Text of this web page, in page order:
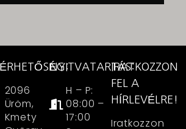
2096
Üröm,
Kmety
NYITVATARTÁS:
H – P:
08:00 –
17:00
IRATKOZZON
FEL A
HÍRLEVÉLRE!
Iratkozzon